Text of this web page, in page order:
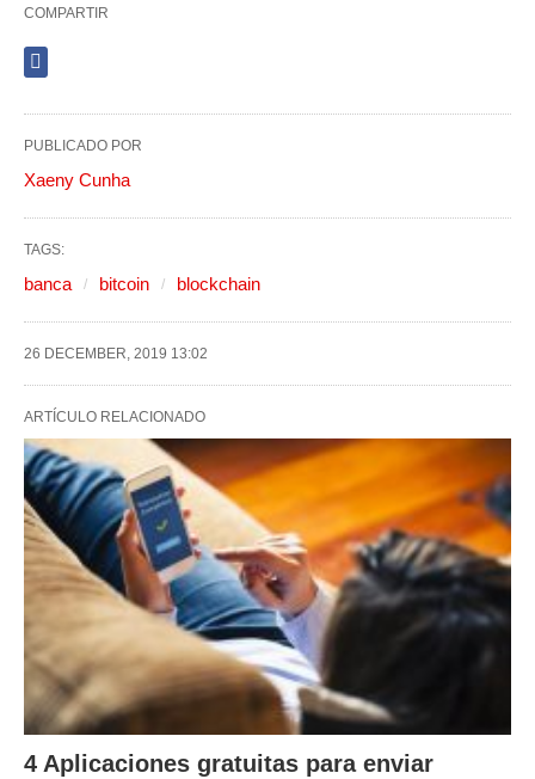
COMPARTIR
PUBLICADO POR
Xaeny Cunha
TAGS:
banca bitcoin blockchain
26 DECEMBER, 2019 13:02
ARTÍCULO RELACIONADO
4 Aplicaciones gratuitas para enviar